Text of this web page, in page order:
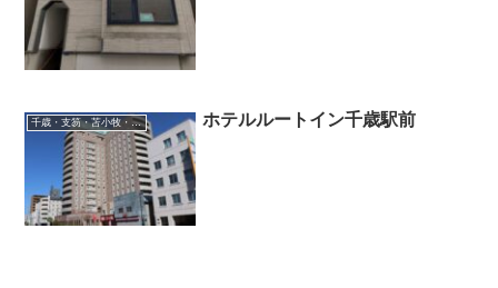
千歳・支笏・苫小牧・滝川・夕張・空知 ホテルルートイン千歳駅前